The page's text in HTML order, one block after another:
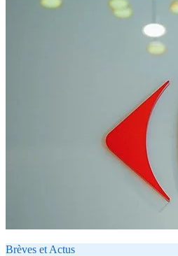
Brèves et Actus